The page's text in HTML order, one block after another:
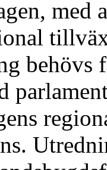
med
behövs